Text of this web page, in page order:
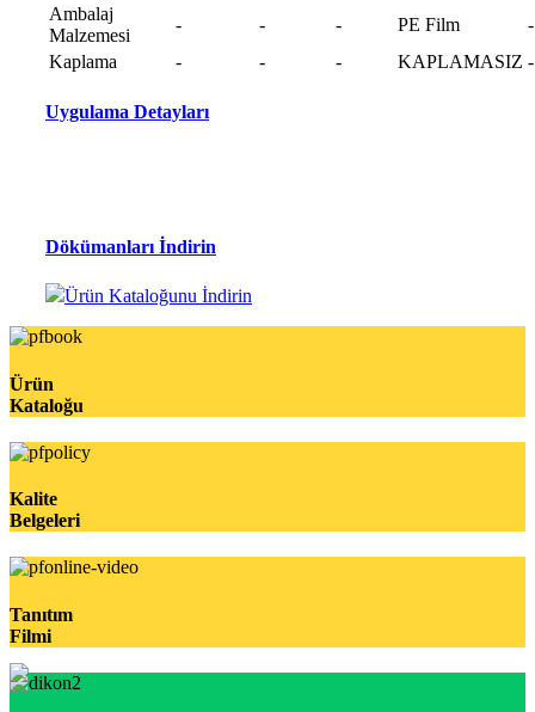
Ambalaj
Malzemesi
- - - PE Film
-
Kaplama
- - - KAPLAMASIZ -
Uygulama Detayları
Dökümanları İndirin
Ürün Kataloğunu İndirin
Ürün
Kataloğu
Kalite
Belgeleri
Tanıtım
Filmi